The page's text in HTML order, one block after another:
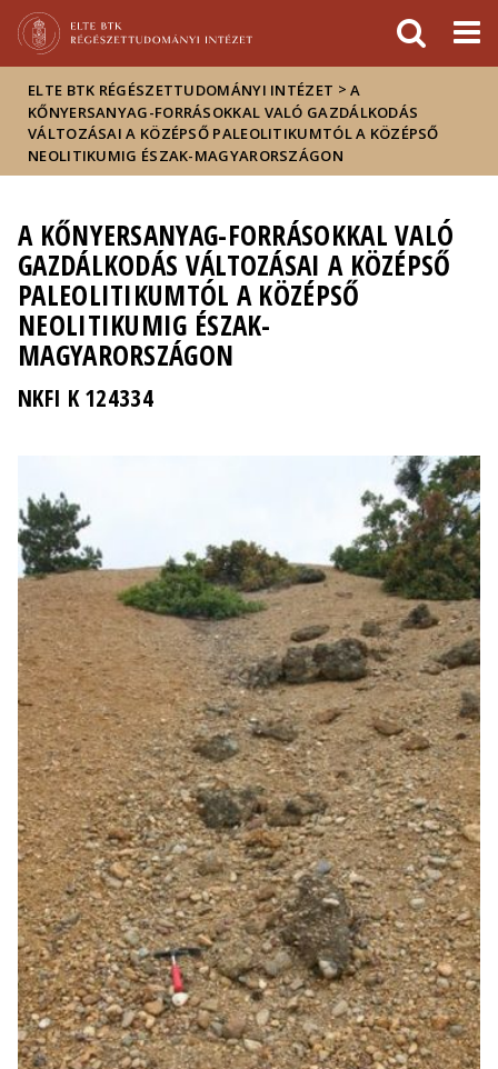
sajtóban
ELTE BTK RÉGÉSZETTUDOMÁNYI INTÉZET >A
KŐNYERSANYAG-FORRÁSOKKAL VALÓ GAZDÁLKODÁS
VÁLTOZÁSAI A KÖZÉPSŐ PALEOLITIKUMTÓL A KÖZÉPSŐ
NEOLITIKUMIG ÉSZAK-MAGYARORSZÁGON
A KŐNYERSANYAG-FORRÁSOKKAL VALÓ
GAZDÁLKODÁS VÁLTOZÁSAI A KÖZÉPSŐ
PALEOLITIKUMTÓL A KÖZÉPSŐ
NEOLITIKUMIG ÉSZAK-
MAGYARORSZÁGON
NKFI K 124334